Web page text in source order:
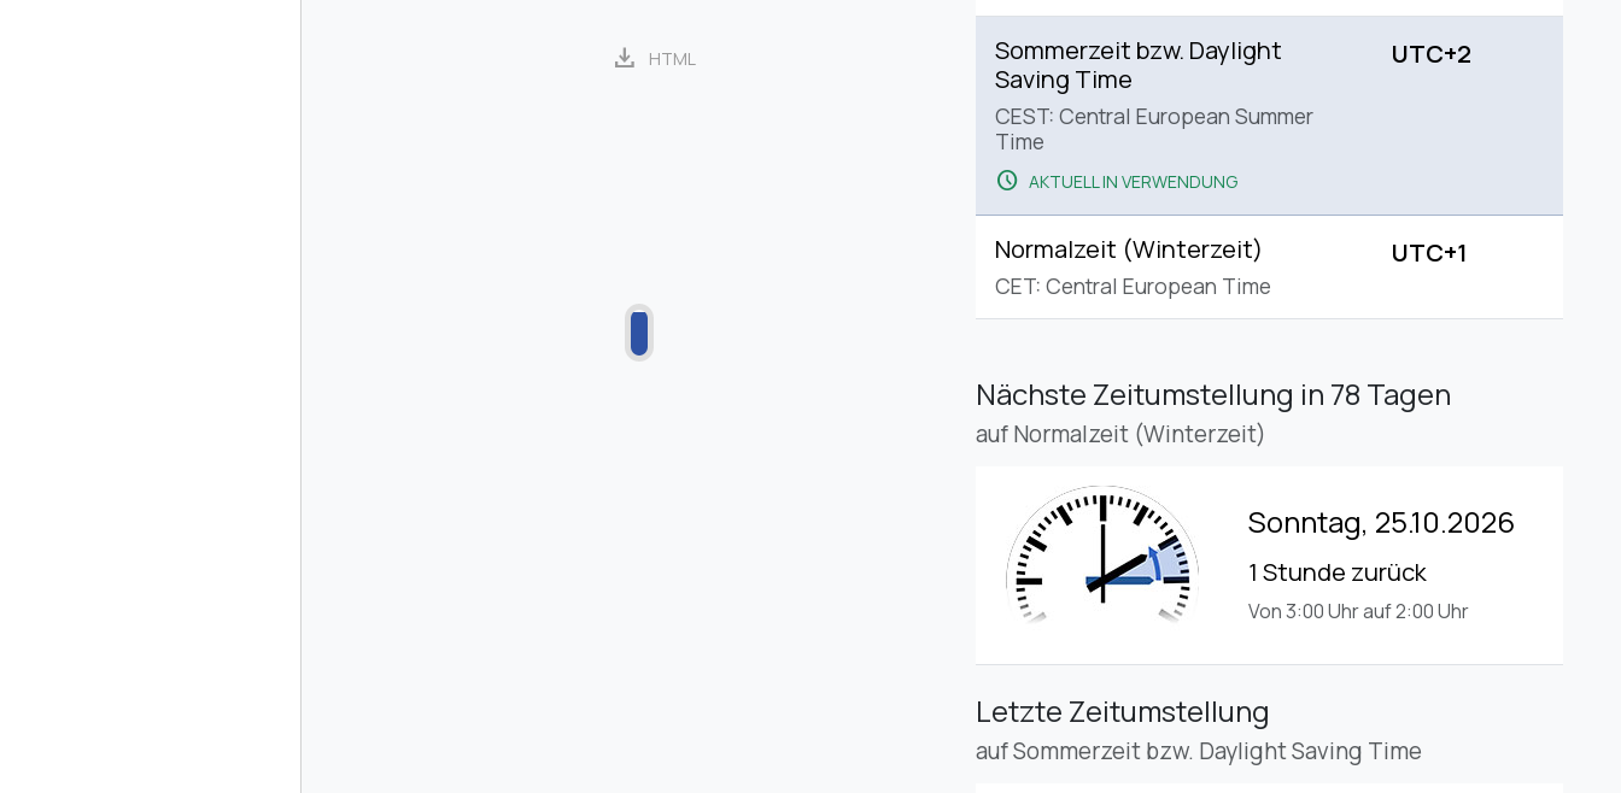
download HTML
Sommerzeit bzw. Daylight
Saving Time
CEST: Central European Summer
Time
schedule AKTUELL IN VERWENDUNG
UTC+2
Normalzeit (Winterzeit)
CET: Central European Time
UTC+1
Nächste Zeitumstellung in 78 Tagen
auf Normalzeit (Winterzeit)
Sonntag, 25.10.2026
1 Stunde zurück
Von 3:00 Uhr auf 2:00 Uhr
Letzte Zeitumstellung
auf Sommerzeit bzw. Daylight Saving Time